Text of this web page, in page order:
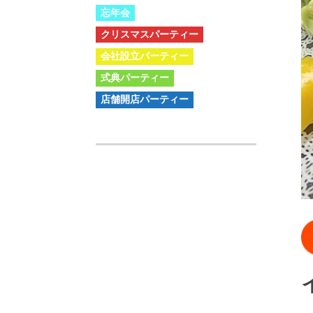
忘年会
クリスマスパーティー
会社設立パーティー
式典パーティー
店舗開店パーティー